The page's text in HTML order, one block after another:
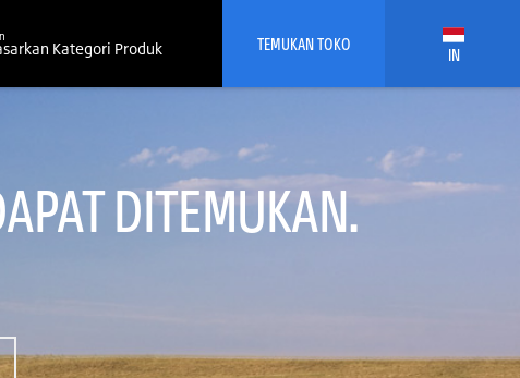
Kategori Produk TEMUKAN TOKO IN
DITEMUKAN.